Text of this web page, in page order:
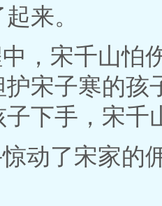
来。
，宋千山怕
宋子寒的孩
下手，宋千
动了宋家的